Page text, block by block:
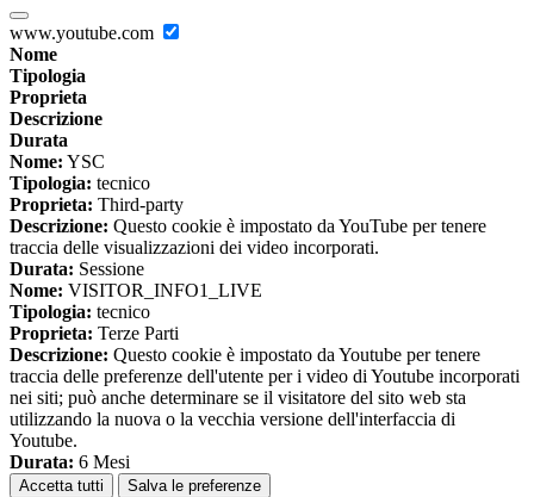
www.youtube.com
Nome
Tipologia
Proprieta
Descrizione
Durata
Nome: YSC
Tipologia: tecnico
Proprieta: Third-party
Descrizione: Questo cookie è impostato da YouTube per tenere
traccia delle visualizzazioni dei video incorporati.
Durata: Sessione
Nome: VISITOR_INFO1_LIVE
Tipologia: tecnico
Proprieta: Terze Parti
Descrizione: Questo cookie è impostato da Youtube per tenere
traccia delle preferenze dell'utente per i video di Youtube incorporati
nei siti; può anche determinare se il visitatore del sito web sta
utilizzando la nuova o la vecchia versione dell'interfaccia di
Youtube.
Durata: 6 Mesi
Accetta tutti Salva le preferenze